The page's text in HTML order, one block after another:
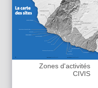
Zones d'activités
CIVIS